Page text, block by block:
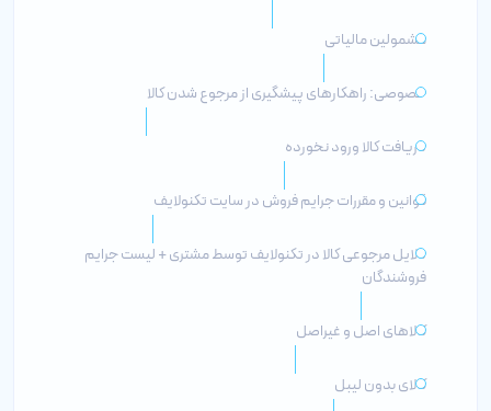
مشمولین مالیاتی
خصوصی: راهکارهای پیشگیری از مرجوع شدن کالا
دریافت کالا ورود نخورده
قوانین و مقررات جرایم فروش در سایت تکنولایف
دلایل مرجوعی کالا در تکنولایف توسط مشتری + لیست جرایم
فروشندگان
کالاهای اصل و غیراصل
کالای بدون لیبل